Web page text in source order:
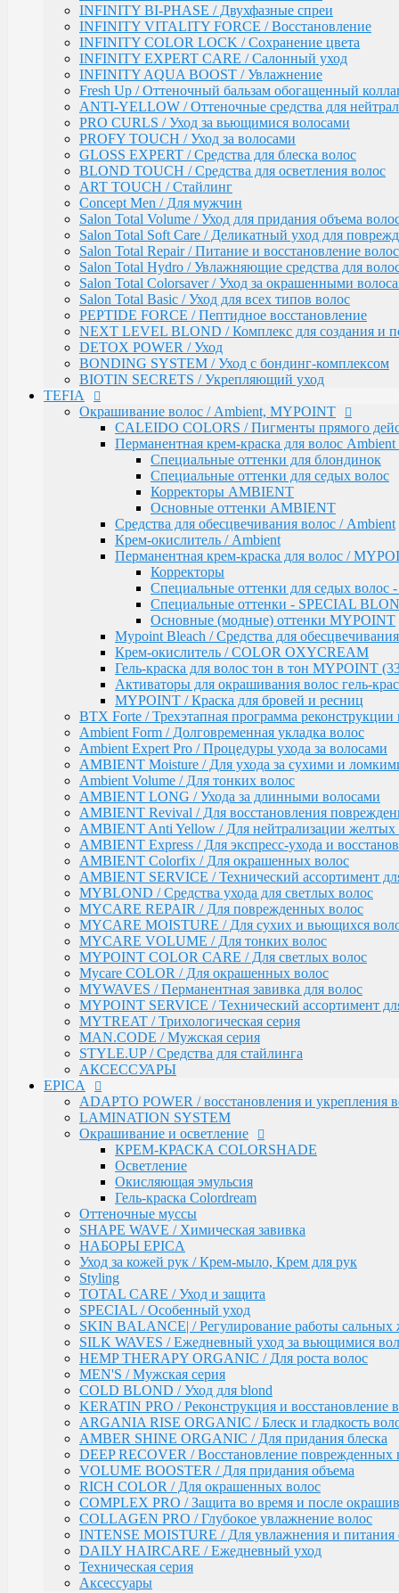
Salon Total Repair / Питание и восстановление волос
Salon Total Hydro / Увлажняющие средства для волос
Salon Total Colorsaver / Уход за окрашенными
Salon Total Basic / Уход для всех типов волос
PEPTIDE FORCE / Пептидное восстановление
NEXT LEVEL BLOND / Комплекс для создания и
DETOX POWER / Уход
BONDING SYSTEM / Уход с бондинг-комплексом
BIOTIN SECRETS / Укрепляющий уход
TEFIA
Окрашивание волос / Ambient, MYPOINT
CALEIDO COLORS / Пигменты прямого
Перманентная крем-краска для волос Ambient
Специальные оттенки для блондинок
Специальные оттенки для седых волос
Корректоры AMBIENT
Основные оттенки AMBIENT
Средства для обесцвечивания волос / Ambient
Крем-окислитель / Ambient
Перманентная крем-краска для волос /
Корректоры
Специальные оттенки для седых волос
Специальные оттенки - SPECIAL
Основные (модные) оттенки MYPOINT
Крем-окислитель / COLOR OXYCREAM
Гель-краска для волос тон в тон MYPOINT (33
Активаторы для окрашивания волос гель-
MYPOINT / Краска для бровей и ресниц
BTX Forte / Трехэтапная программа реконструкции
Ambient Form / Долговременная укладка волос
Ambient Expert Pro / Процедуры ухода за волосами
AMBIENT Moisture / Для ухода за сухими и
Ambient Volume / Для тонких волос
AMBIENT LONG / Ухода за длинными волосами
AMBIENT Revival / Для восстановления
AMBIENT Anti Yellow / Для нейтрализации желтых
AMBIENT Express / Для экспресс-ухода и
AMBIENT Colorfix / Для окрашенных волос
AMBIENT SERVICE / Технический ассортимент
MYBLOND / Средства ухода для светлых волос
MYCARE REPAIR / Для поврежденных волос
MYCARE MOISTURE / Для сухих и вьющихся
MYCARE VOLUME / Для тонких волос
MYPOINT COLOR CARE / Для светлых волос
Mycare COLOR / Для окрашенных волос
MYWAVES / Перманентная завивка для волос
MYPOINT SERVICE / Технический ассортимент для
MYTREAT / Трихологическая серия
MAN.CODE / Мужская серия
STYLE.UP / Средства для стайлинга
АКСЕССУАРЫ
EPICA
ADAPTO POWER / восстановления и укрепления
LAMINATION SYSTEM
Окрашивание и осветление
КРЕМ-КРАСКА COLORSHADE
Осветление
Окисляющая эмульсия
Гель-краска Colordream
Оттеночные муссы
SHAPE WAVE / Химическая завивка
НАБОРЫ EPICA
Уход за кожей рук / Крем-мыло, Крем для рук
Styling
TOTAL CARE / Уход и защита
SPECIAL / Особенный уход
SKIN BALANCE| / Регулирование работы сальных
SILK WAVES / Ежедневный уход за вьющимися
HEMP THERAPY ORGANIC / Для роста волос
MEN'S / Мужская серия
COLD BLOND / Уход для blond
KERATIN PRO / Реконструкция и восстановление
ARGANIA RISE ORGANIC / Блеск и гладкость волос
AMBER SHINE ORGANIC / Для придания блеска
DEEP RECOVER / Восстановление поврежденных
VOLUME BOOSTER / Для придания объема
RICH COLOR / Для окрашенных волос
COMPLEX PRO / Защита во время и после
COLLAGEN PRO / Глубокое увлажнение волос
INTENSE MOISTURE / Для увлажнения и питания
DAILY HAIRCARE / Ежедневный уход
Техническая серия
Аксессуары
Ollin
PINK DREAM / Линия тонирующих средств для
L&P SYSTEM / Липидная система глубокого
НАБОРЫ
Anti-Yellow / Для нейтрализации жёлтых оттенков
Salon Beauty / Уход для увлажнения, питания и
Ultimate Care / Уход для окрашенных, поврежденных
Basic Line / Салонная линия по уходу за волосами
Bionika / Комплексный уход для волос и кожи головы
BIONIKA - От корней до кончиков
BIONIKA - Питание и блеск
BIONIKA - Плотность волос
BIONIKA - Против выпадения волос
BIONIKA - Реконструктор
BIONIKA - Экстра увлажнение
INFINITY BI-PHASE / Двухфазные спреи
INFINITY VITALITY FORCE / Восстановление
INFINITY COLOR LOCK / Сохранение цвета
INFINITY EXPERT CARE / Салонный уход
INFINITY AQUA BOOST / Увлажнение
Fresh Up / Оттеночный бальзам обогащенный
ANTI-YELLOW / Оттеночные средства для
PRO CURLS / Уход за вьющимися волосами
PROFY TOUCH / Уход за волосами
GLOSS EXPERT / Средства для блеска волос
BLOND TOUCH / Средства для осветления волос
ART TOUCH / Стайлинг
Concept Men / Для мужчин
Salon Total Volume / Уход для придания объема
Salon Total Soft Care / Деликатный уход для
Salon Total Repair / Питание и восстановление волос
Salon Total Hydro / Увлажняющие средства для
Salon Total Colorsaver / Уход за окрашенными
Salon Total Basic / Уход для всех типов волос
PEPTIDE FORCE / Пептидное восстановление
NEXT LEVEL BLOND / Комплекс для создания и
DETOX POWER / Уход
BONDING SYSTEM / Уход с бондинг-комплексом
BIOTIN SECRETS / Укрепляющий уход
TEFIA
Окрашивание волос / Ambient, MYPOINT
CALEIDO COLORS / Пигменты прямого
Перманентная крем-краска для волос Ambient
Специальные оттенки для блондинок
Специальные оттенки для седых волос
Корректоры AMBIENT
Основные оттенки AMBIENT
Средства для обесцвечивания волос / Ambient
Крем-окислитель / Ambient
Перманентная крем-краска для волос /
Корректоры
Специальные оттенки для седых волос
Специальные оттенки - SPECIAL
Основные (модные) оттенки MYPOINT
Mypoint Bleach / Средства для
Крем-окислитель / COLOR OXYCREAM
Гель-краска для волос тон в тон MYPOINT
Активаторы для окрашивания волос гель-
MYPOINT / Краска для бровей и ресниц
BTX Forte / Трехэтапная программа реконструкции
Ambient Form / Долговременная укладка волос
Ambient Expert Pro / Процедуры ухода за волосами
AMBIENT Moisture / Для ухода за сухими и
Ambient Volume / Для тонких волос
AMBIENT LONG / Ухода за длинными волосами
AMBIENT Revival / Для восстановления
AMBIENT Anti Yellow / Для нейтрализации желтых
AMBIENT Express / Для экспресс-ухода и
AMBIENT Colorfix / Для окрашенных волос
AMBIENT SERVICE / Технический ассортимент
MYBLOND / Средства ухода для светлых волос
MYCARE REPAIR / Для поврежденных волос
MYCARE MOISTURE / Для сухих и вьющихся
MYCARE VOLUME / Для тонких волос
MYPOINT COLOR CARE / Для светлых волос
Mycare COLOR / Для окрашенных волос
MYWAVES / Перманентная завивка для волос
MYPOINT SERVICE / Технический ассортимент
MYTREAT / Трихологическая серия
MAN.CODE / Мужская серия
STYLE.UP / Средства для стайлинга
АКСЕССУАРЫ
EPICA
ADAPTO POWER / восстановления и укрепления
LAMINATION SYSTEM
Окрашивание и осветление
КРЕМ-КРАСКА COLORSHADE
Осветление
Окисляющая эмульсия
Гель-краска Colordream
Оттеночные муссы
SHAPE WAVE / Химическая завивка
НАБОРЫ EPICA
Уход за кожей рук / Крем-мыло, Крем для рук
Styling
TOTAL CARE / Уход и защита
SPECIAL / Особенный уход
SKIN BALANCE| / Регулирование работы сальных
SILK WAVES / Ежедневный уход за вьющимися
HEMP THERAPY ORGANIC / Для роста волос
MEN'S / Мужская серия
COLD BLOND / Уход для blond
KERATIN PRO / Реконструкция и восстановление
ARGANIA RISE ORGANIC / Блеск и гладкость
AMBER SHINE ORGANIC / Для придания блеска
DEEP RECOVER / Восстановление поврежденных
VOLUME BOOSTER / Для придания объема
RICH COLOR / Для окрашенных волос
COMPLEX PRO / Защита во время и после
COLLAGEN PRO / Глубокое увлажнение волос
INTENSE MOISTURE / Для увлажнения и питания
DAILY HAIRCARE / Ежедневный уход
Техническая серия
Аксессуары